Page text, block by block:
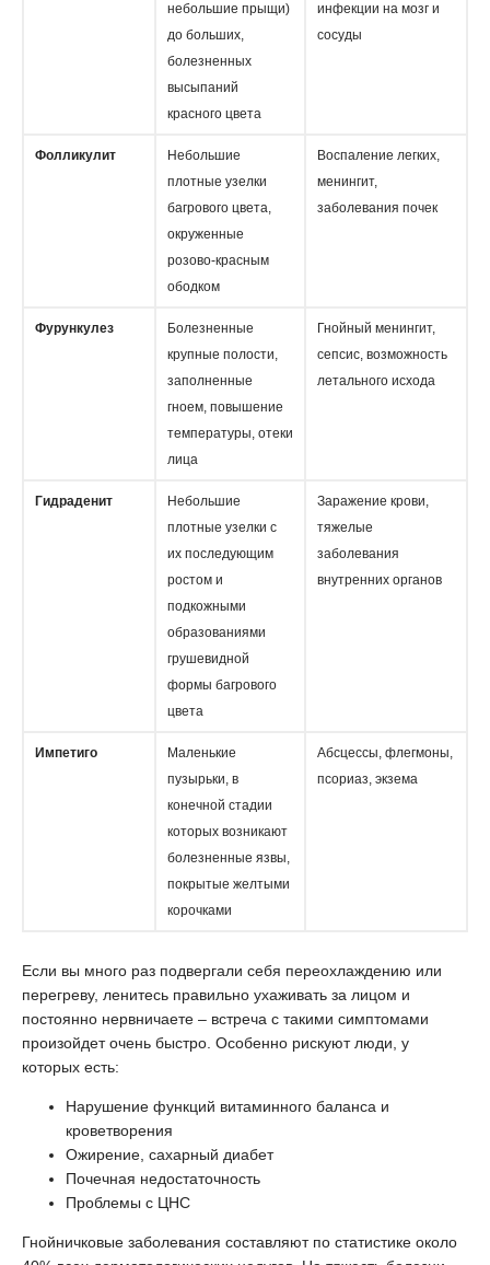
небольшие прыщи)
до больших,
болезненных
высыпаний
красного цвета
инфекции на мозг и
сосуды
Фолликулит
Небольшие
плотные узелки
багрового цвета,
окруженные
розово-красным
ободком
Воспаление легких,
менингит,
заболевания почек
Фурункулез
Болезненные
крупные полости,
заполненные
гноем, повышение
температуры, отеки
лица
Гнойный менингит,
сепсис, возможность
летального исхода
Гидраденит
Небольшие
плотные узелки с
их последующим
ростом и
подкожными
образованиями
грушевидной
формы багрового
цвета
Заражение крови,
тяжелые
заболевания
внутренних органов
Импетиго
Маленькие
пузырьки, в
конечной стадии
которых возникают
болезненные язвы,
покрытые желтыми
корочками
Абсцессы, флегмоны,
псориаз, экзема
Если вы много раз подвергали себя переохлаждению или
перегреву, ленитесь правильно ухаживать за лицом и
постоянно нервничаете – встреча с такими симптомами
произойдет очень быстро. Особенно рискуют люди, у
которых есть:
Нарушение функций витаминного баланса и
кроветворения
Ожирение, сахарный диабет
Почечная недостаточность
Проблемы с ЦНС
Гнойничковые заболевания составляют по статистике около